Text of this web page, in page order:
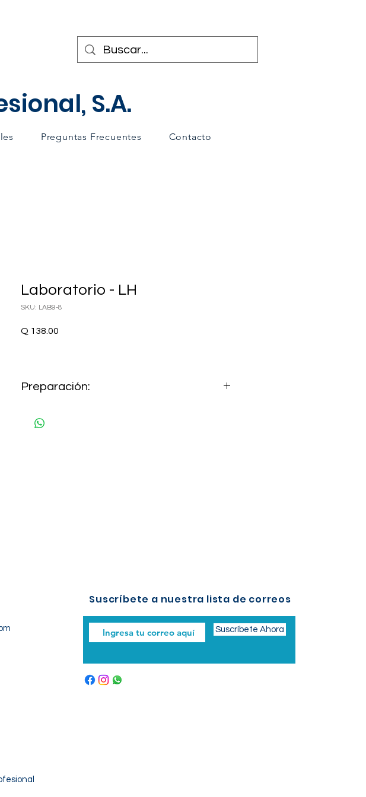
S.A.
Preguntas Frecuentes Contacto
Laboratorio - LH
SKU: LAB9-8
Q 138.00
Preparación:
Suscríbete a nuestra lista de correos
Suscríbete Ahora